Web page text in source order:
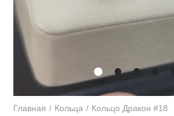
Главная Кольца Кольцо Дракон #18